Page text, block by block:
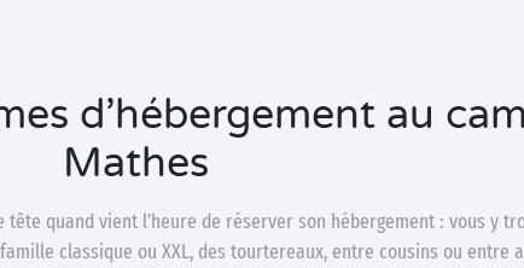
d’hébergement au
Mathes
tête quand vient l’heure de réserver son hébergement : vous y
classique ou XXL, des tourtereaux, entre cousins ou entre